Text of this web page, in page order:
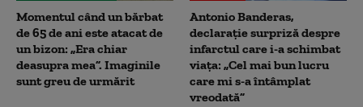
Momentul când un bărbat
de 65 de ani este atacat de
un bizon: „Era chiar
deasupra mea”. Imaginile
sunt greu de urmărit
Antonio Banderas,
declarație surpriză despre
infarctul care i-a schimbat
viața: „Cel mai bun lucru
care mi s-a întâmplat
vreodată”